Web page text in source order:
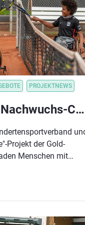
PROJEKTNEWS
Para Tennis Nachwuchs-Camp: 23.-24.08.2025 in Köln
Projekt der Gold-
Menschen mit
7 und 27 Jahren zu
für Deutschland:
gleichzeitig an diesem